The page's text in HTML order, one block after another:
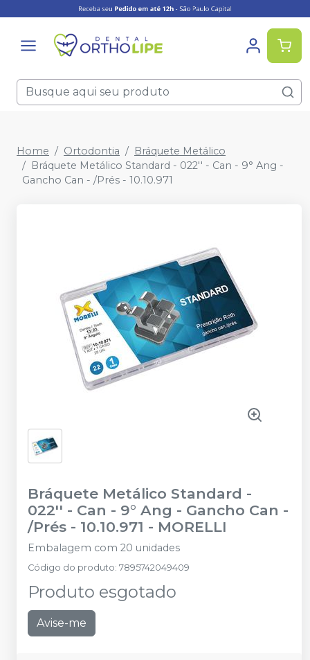
Home Ortodontia
Bráquete Metálico
Bráquete Metálico Standard - 022'' - Can - 9° Ang -
Gancho Can - /Prés - 10.10.971
Bráquete Metálico Standard -
022'' - Can - 9° Ang - Gancho Can -
/Prés - 10.10.971 - MORELLI
Embalagem com 20 unidades
Código do produto: 7895742049409
Produto esgotado
Avise-me